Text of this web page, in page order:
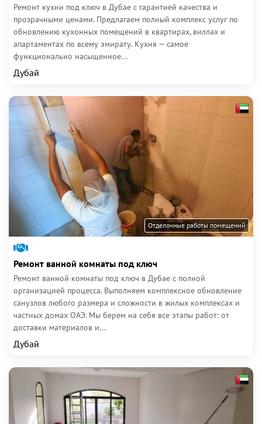
Ремонт кухни под ключ в Дубае с гарантией качества и
прозрачными ценами. Предлагаем полный комплекс услуг по
обновлению кухонных помещений в квартирах, виллах и
апартаментах по всему эмирату. Кухня — самое
функционально насыщенное...
Дубай
Отделочные работы помещений
Ремонт ванной комнаты под ключ
Ремонт ванной комнаты под ключ в Дубае с полной
организацией процесса. Выполняем комплексное обновление
санузлов любого размера и сложности в жилых комплексах и
частных домах ОАЭ. Мы берем на себя все этапы работ: от
доставки материалов и...
Дубай